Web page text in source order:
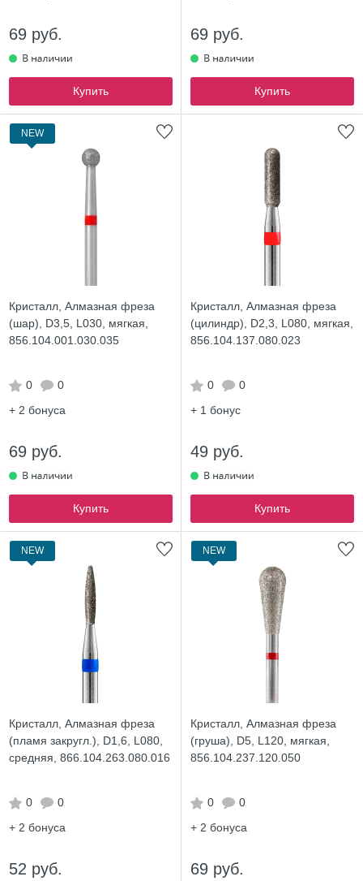
69 руб.
Купить
69 руб.
Купить
NEW
Кристалл, Алмазная фреза
(шар), D3,5, L030, мягкая,
856.104.001.030.035
0
0
+ 2 бонуса
69 руб.
Купить
Кристалл, Алмазная фреза
(цилиндр), D2,3, L080, мягкая,
856.104.137.080.023
0
0
+ 1 бонус
49 руб.
Купить
NEW
Кристалл, Алмазная фреза
(пламя закругл.), D1,6, L080,
средняя, 866.104.263.080.016
0
0
+ 2 бонуса
52 руб.
NEW
Кристалл, Алмазная фреза
(груша), D5, L120, мягкая,
856.104.237.120.050
0
0
+ 2 бонуса
69 руб.